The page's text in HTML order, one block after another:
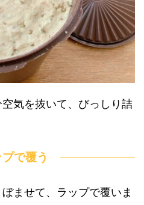
気を抜いて、びっしり詰
で覆う
ませて、ラップで覆いま